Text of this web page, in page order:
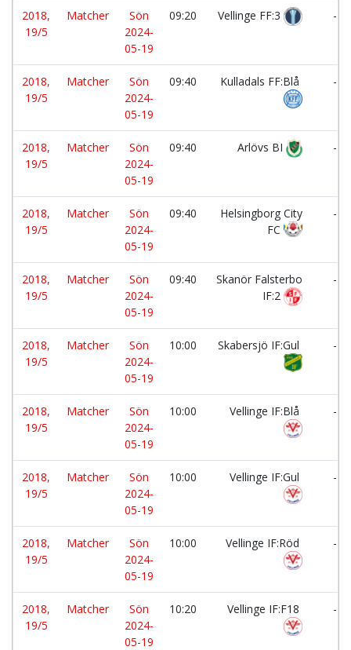
2018,
19/5
Matcher
Sön
2024-
05-19
09:20 Vellinge FF:3 -
2018,
19/5
Matcher
Sön
2024-
05-19
09:40 Kulladals FF:Blå -
2018,
19/5
Matcher
Sön
2024-
05-19
09:40 Arlövs BI -
2018,
19/5
Matcher
Sön
2024-
05-19
09:40
Helsingborg City
FC
-
2018,
19/5
Matcher
Sön
2024-
05-19
09:40
Skanör Falsterbo
IF:2
-
2018,
19/5
Matcher
Sön
2024-
05-19
10:00 Skabersjö IF:Gul -
2018,
19/5
Matcher
Sön
2024-
05-19
10:00 Vellinge IF:Blå -
2018,
19/5
Matcher
Sön
2024-
05-19
10:00 Vellinge IF:Gul -
2018,
19/5
Matcher
Sön
2024-
05-19
10:00 Vellinge IF:Röd -
2018,
19/5
Matcher
Sön
2024-
05-19
10:20 Vellinge IF:F18 -